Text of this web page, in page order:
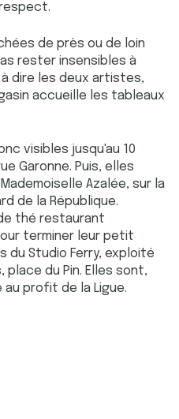
de près ou de loin
rester insensibles à
dire les deux artistes,
accueille les tableaux
visibles jusqu'au 10
Garonne. Puis, elles
Azalée, sur la
de la République.
thé restaurant
terminer leur petit
du Studio Ferry, exploité
place du Pin. Elles sont,
profit de la Ligue.